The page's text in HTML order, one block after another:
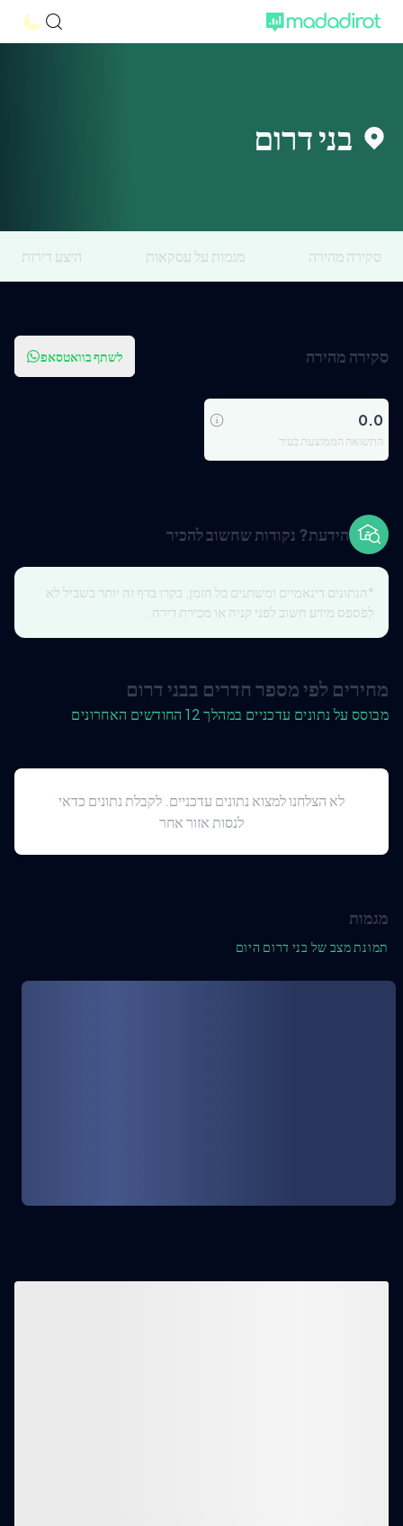
בני דרום
סקירה מהירה מגמות על עסקאות היצע דירות
סקירה מהירה לשתף בוואטסאפ
0.0
התשואה הממוצעת בעיר
הידעת? נקודות שחשוב להכיר
*הנתונים דינאמיים ומשתנים כל הזמן, בקרו בדף זה יותר בשביל לא
לפספס מידע חשוב לפני קניה או מכירת דירה.
מחירים לפי מספר חדרים בבני דרום
מבוסס על נתונים עדכניים במהלך 12 החודשים האחרונים
לא הצלחנו למצוא נתונים עדכניים. לקבלת נתונים כדאי
לנסות אזור אחר
מגמות
תמונת מצב של בני דרום היום